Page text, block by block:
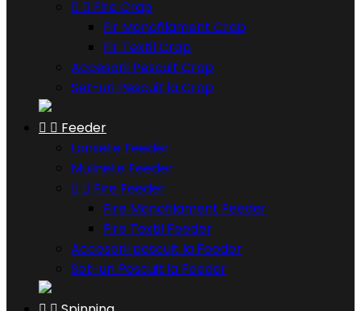
  Fire Crap
Fir Monofilament Crap
Fir Textil Crap
Accesorii Pescuit Crap
Set-uri Pescuit la Crap
  Feeder
Lansete Feeder
Mulinete Feeder
  Fire Feeder
Fire Monofilament Feeder
Fire Textil Feeder
Accesorii pescuit la Feeder
Set-uri Pescuit la Feeder